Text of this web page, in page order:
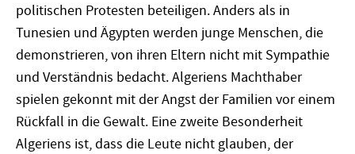
politischen Protesten beteiligen. Anders als in
Tunesien und Ägypten werden junge Menschen, die
demonstrieren, von ihren Eltern nicht mit Sympathie
und Verständnis bedacht. Algeriens Machthaber
spielen gekonnt mit der Angst der Familien vor einem
Rückfall in die Gewalt. Eine zweite Besonderheit
Algeriens ist, dass die Leute nicht glauben, der